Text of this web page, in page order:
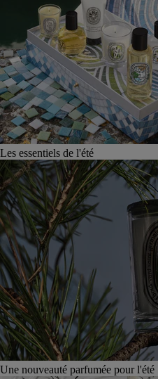
Les essentiels de l'été
Une nouveauté parfumée pour l'été